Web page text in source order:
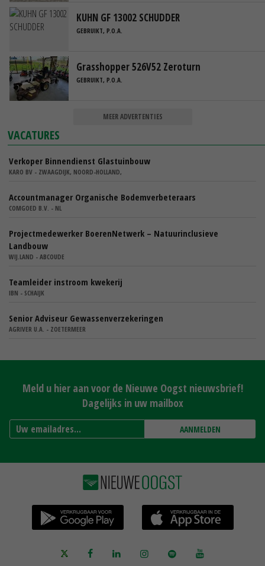
KUHN GF 13002 SCHUDDER
GEBRUIKT, P.O.A.
Grasshopper 526V52 Zeroturn
GEBRUIKT, P.O.A.
MEER ADVERTENTIES
VACATURES
Verkoper Binnendienst Glastuinbouw
KARO BV - ZWAAGDIJK, NOORD-HOLLAND,
Accountmanager Organische Bodemverbeteraars
COMGOED B.V. - NL
Projectmedewerker BoerenNetwerk – Natuurinclusieve
Landbouw
WIJ.LAND - ABCOUDE
Teamleider instroom kwekerij
IBN - SCHAIJK
Senior Adviseur Gewassenverzekeringen
AGRIVER U.A. - ZOETERMEER
Meld u hier aan voor de Nieuwe Oogst nieuwsbrief!
Dagelijks in uw mailbox
AANMELDEN